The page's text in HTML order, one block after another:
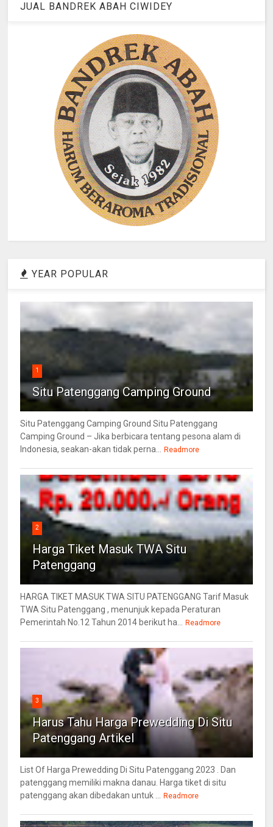
JUAL BANDREK ABAH CIWIDEY
YEAR POPULAR
1
Situ Patenggang Camping Ground
Situ Patenggang Camping Ground Situ Patenggang
Camping Ground – Jika berbicara tentang pesona alam di
Indonesia, seakan-akan tidak perna...
Readmore
2
Harga Tiket Masuk TWA Situ
Patenggang
HARGA TIKET MASUK TWA SITU PATENGGANG Tarif Masuk
TWA Situ Patenggang , menunjuk kepada Peraturan
Pemerintah No.12 Tahun 2014 berikut ha...
Readmore
3
Harus Tahu Harga Prewedding Di Situ
Patenggang Artikel
List Of Harga Prewedding Di Situ Patenggang 2023 . Dan
patenggang memiliki makna danau. Harga tiket di situ
patenggang akan dibedakan untuk ...
Readmore